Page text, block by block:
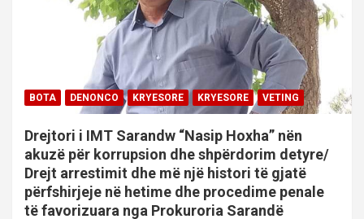
BOTA DENONCO KRYESORE KRYESORE VETING
Drejtori i IMT Sarandw “Nasip Hoxha” nën
akuzë për korrupsion dhe shpërdorim detyre/
Drejt arrestimit dhe më një histori të gjatë
përfshirjeje në hetime dhe procedime penale
të favorizuara nga Prokuroria Sarandë